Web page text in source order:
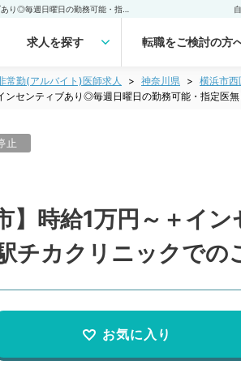
求人を探す 転職をご検討の方
常勤(アルバイト)医師求人 神奈川県
横浜市西
ンセンティブあり◎毎週日曜日の勤務可能・指定医
止
】時給1万円～＋イ
チカクリニックでの
お気に入り